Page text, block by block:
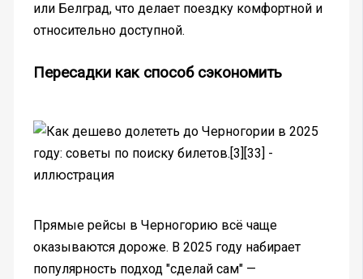
или Белград, что делает поездку комфортной и
относительно доступной.
Пересадки как способ сэкономить
Прямые рейсы в Черногорию всё чаще
оказываются дороже. В 2025 году набирает
популярность подход "сделай сам" —